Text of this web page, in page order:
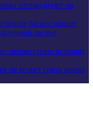
отпразднуют на
баснословное
сестре
неизвестные истории
не может снять носки